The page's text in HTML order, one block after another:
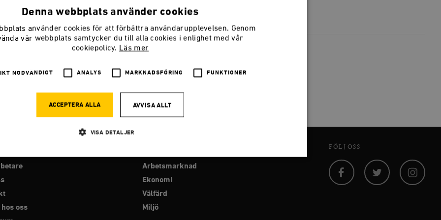
oss
Arbetsmarknad
Ekonomi
Välfärd
Miljö
FÖLJ OSS
Denna webbplats använder cookies
använder cookies för att förbättra användarupplevelsen. Genom
vår webbplats samtycker du till alla cookies i enlighet med vår
cookiepolicy. Läs mer
NÖDVÄNDIGT ANALYS MARKNADSFÖRING FUNKTIONER
ACCEPTERA ALLA AVVISA ALLT
VISA DETALJER
Marknadsföring Funktioner